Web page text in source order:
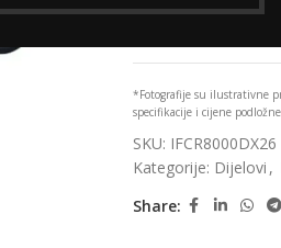
*Fotografije su ilustrativne
specifikacije i cijene
SKU: IFCR8000DX26
Kategorije: Dijelovi ,
Share: